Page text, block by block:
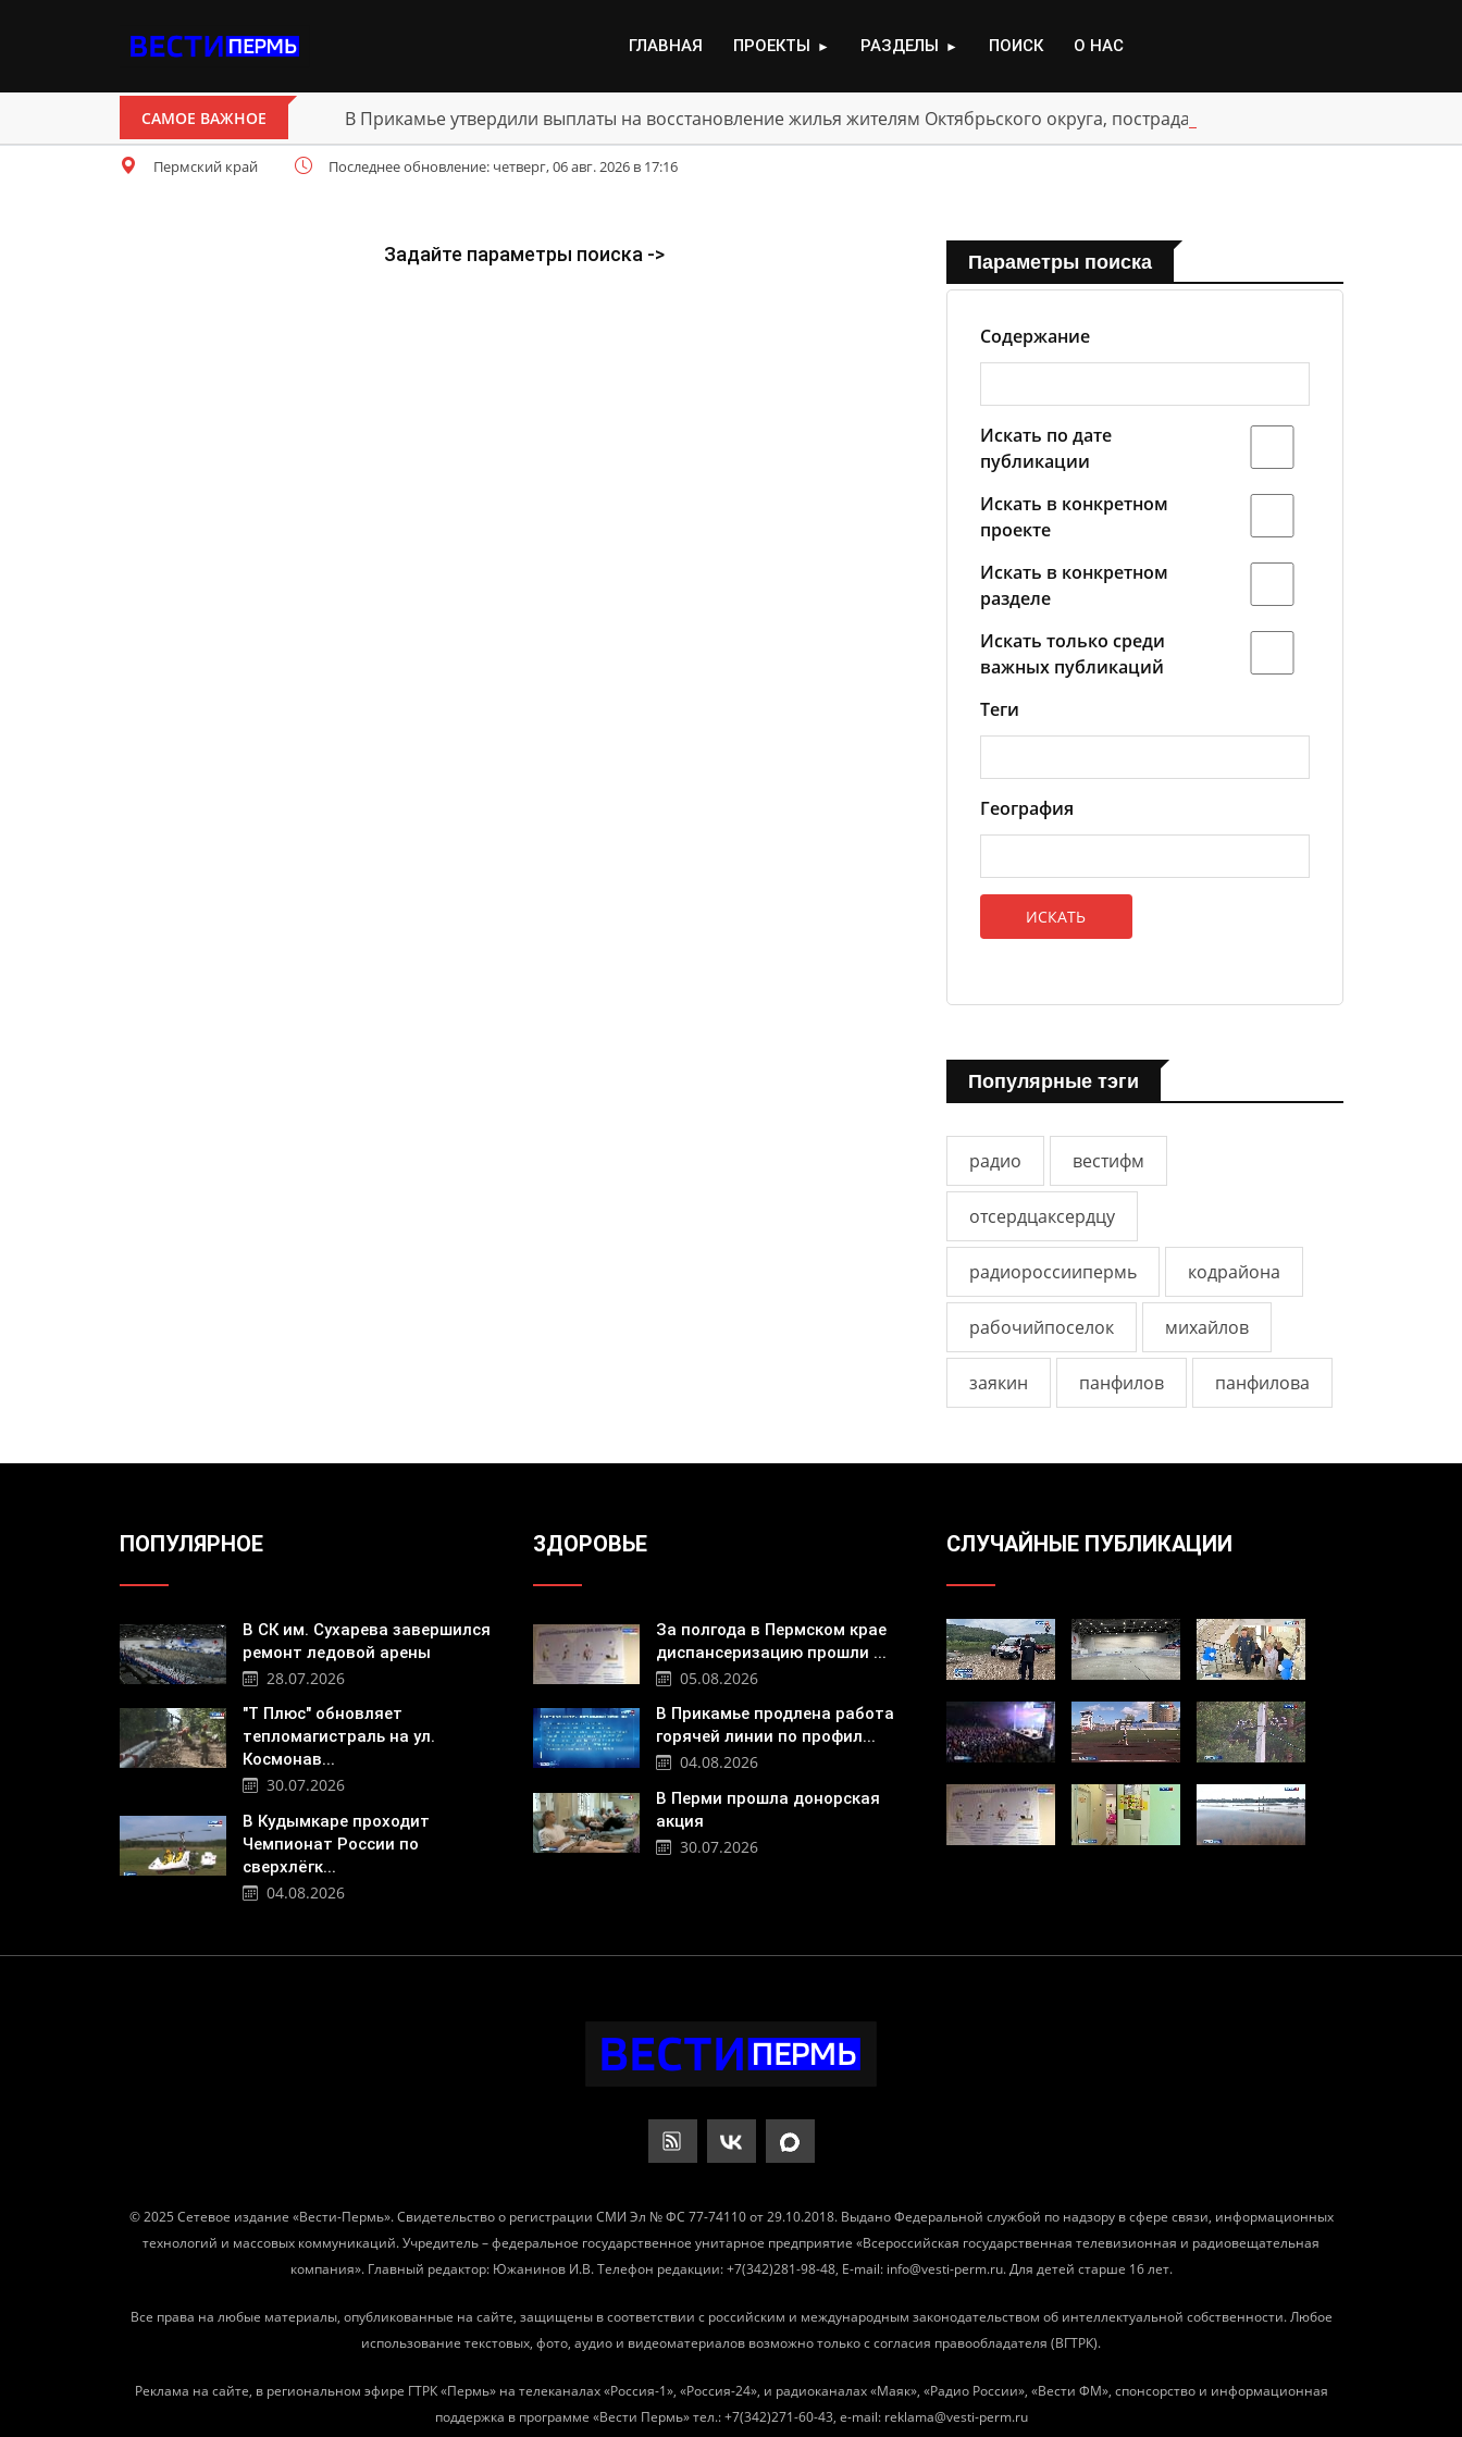
ГЛАВНАЯ ПРОЕКТЫ ► РАЗДЕЛЫ ► ПОИСК О НАС
САМОЕ ВАЖНОЕ В Прикамье утвердили выплаты на восстановление жилья жителям Октябрьского округа, пострадавшим от паводка
Пермский край Последнее обновление: четверг, 06 авг. 2026 в 17:16
Задайте параметры поиска -> Параметры поиска
Содержание
Искать по дате
публикации
Искать в конкретном
проекте
Искать в конкретном
разделе
Искать только среди
важных публикаций
Теги
География
ИСКАТЬ
Популярные тэги
радио вестифм
отсердцаксердцу
радиороссиипермь кодрайона
рабочийпоселок михайлов
заякин панфилов панфилова
ПОПУЛЯРНОЕ
В СК им. Сухарева завершился
ремонт ледовой арены
28.07.2026
"Т Плюс" обновляет
тепломагистраль на ул.
Космонав...
30.07.2026
В Кудымкаре проходит
Чемпионат России по
сверхлёгк...
04.08.2026
ЗДОРОВЬЕ
За полгода в Пермском крае
диспансеризацию прошли ...
05.08.2026
В Прикамье продлена работа
горячей линии по профил...
04.08.2026
В Перми прошла донорская
акция
30.07.2026
СЛУЧАЙНЫЕ ПУБЛИКАЦИИ
© 2025 Сетевое издание «Вести-Пермь». Свидетельство о регистрации СМИ Эл № ФС 77-74110 от 29.10.2018. Выдано Федеральной службой по надзору в сфере связи, информационных
технологий и массовых коммуникаций. Учредитель – федеральное государственное унитарное предприятие «Всероссийская государственная телевизионная и радиовещательная
компания». Главный редактор: Южанинов И.В. Телефон редакции: +7(342)281-98-48, E-mail: info@vesti-perm.ru. Для детей старше 16 лет.
Все права на любые материалы, опубликованные на сайте, защищены в соответствии с российским и международным законодательством об интеллектуальной собственности. Любое
использование текстовых, фото, аудио и видеоматериалов возможно только с согласия правообладателя (ВГТРК).
Реклама на сайте, в региональном эфире ГТРК «Пермь» на телеканалах «Россия-1», «Россия-24», и радиоканалах «Маяк», «Радио России», «Вести ФМ», спонсорство и информационная
поддержка в программе «Вести Пермь» тел.: +7(342)271-60-43, e-mail: reklama@vesti-perm.ru